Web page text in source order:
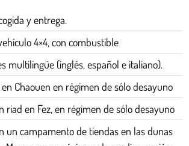
y entrega.
4×4, con combustible
multilingüe (inglés, español e italiano).
Chaouen en régimen de sólo desayuno
riad en Fez, en régimen de sólo desayuno
un campamento de tiendas en las dunas